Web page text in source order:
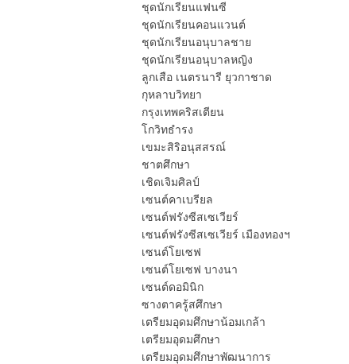
ชุดนักเรียนแฟนซี
ชุดนักเรียนคอนแวนต์
ชุดนักเรียนอนุบาลชาย
ชุดนักเรียนอนุบาลหญิง
ลูกเสือ เนตรนารี ยุวกาชาด
กุหลาบวิทยา
กรุงเทพคริสเตียน
โกวิทธำรง
เขมะสิริอนุสสรณ์
ชาตศึกษา
เชิดเจิมศิลป์
เซนต์คาเบรียล
เซนต์ฟรังซีสเซเวียร์
เซนต์ฟรังซีสเซเวียร์ เมืองทองฯ
เซนต์โยเซฟ
เซนต์โยเซฟ บางนา
เซนต์ดอมินิก
ซางตาครู้สศึกษา
เตรียมอุดมศึกษาน้อมเกล้า
เตรียมอุดมศึกษา
เตรียมอุดมศึกษาพัฒนาการ